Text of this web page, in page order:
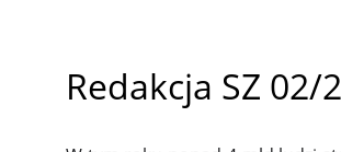
Redakcja SZ 02/